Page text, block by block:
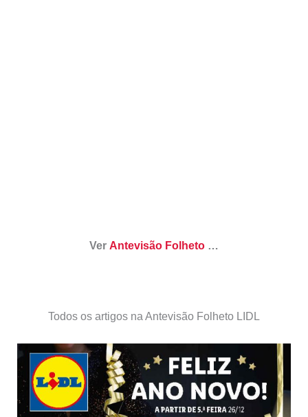
Ver Antevisão Folheto …
Todos os artigos na Antevisão Folheto LIDL